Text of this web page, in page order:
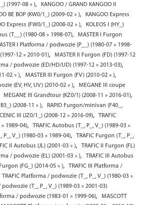
(1997-08 » ),
KANGOO / GRAND KANGOO II
BE BOP (KW0/1_) (2009-02 » ),
KANGOO Express
Express (FW0/1_) (2008-02 » ),
KOLEOS I (HY_)
(T__) (1980-08 » 1998-07),
MASTER I Furgon
I Platforma / podwozie (P__) (1980-07 » 1998-
12 » 2010-01),
MASTER II Furgon (FD) (1997-12
/ podwozie (ED/HD/UD) (1997-12 » 2013-03),
02 » ), MASTER III Furgon (FV) (2010-02 » ),
(EV, HV, UV) (2010-02 » ),
MEGANE III coupe
MEGANE III Grandtour (KZ0/1) (2008-11 » 2016-01),
(2008-11 » ),
RAPID Furgon/minivan (F40_,
III (JZ0/1_) (2008-12 » 2016-09),
TRAFIC
1989-04),
TRAFIC Autobus (T_, P_, V_) (1989-03 »
P_, V_) (1980-03 » 1989-04),
TRAFIC Furgon (T_, P_,
II Autobus (JL) (2001-03 » ),
TRAFIC II Furgon (FL)
/ podwozie (EL) (2001-03 » ),
TRAFIC III Autobus
(FG_) (2014-05 » ),
TRAFIC III Platforma /
TRAFIC Platforma / podwozie (T_, P_, V_) (1980-03 »
podwozie (T_, P_, V_) (1989-03 » 2001-03)
/ podwozie (1983-01 » 1999-06),
MASCOTT